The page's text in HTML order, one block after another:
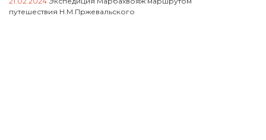
путешествия Н.М.Пржевальского